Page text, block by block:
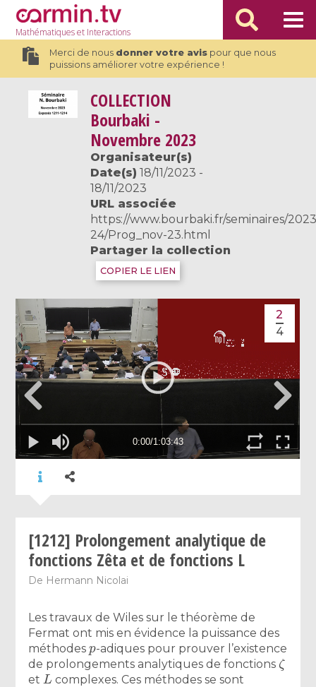
Mathématiqueset Interactions
Merci de nous donner votre avispour que nous
puissions améliorer votre expérience !
COLLECTION
Bourbaki -
Novembre 2023
Organisateur(s)
Date(s) 18/11/2023 -
18/11/2023
URL associée
https://www.bourbaki.fr/seminaires/
24/Prog_nov-23.html
Partager la collection
COPIER LE LIEN
2
4
[1212] Prolongement analytique de
fonctions Zêta et de fonctions L
De Hermann Nicolai
Les travaux de Wiles sur le théorème de
Fermat ont mis en évidence la puissance des
méthodes
p
-adiques pour prouver l’existence
de prolongements analytiques de fonctions
ζ
et
L
complexes. Ces méthodes se sont